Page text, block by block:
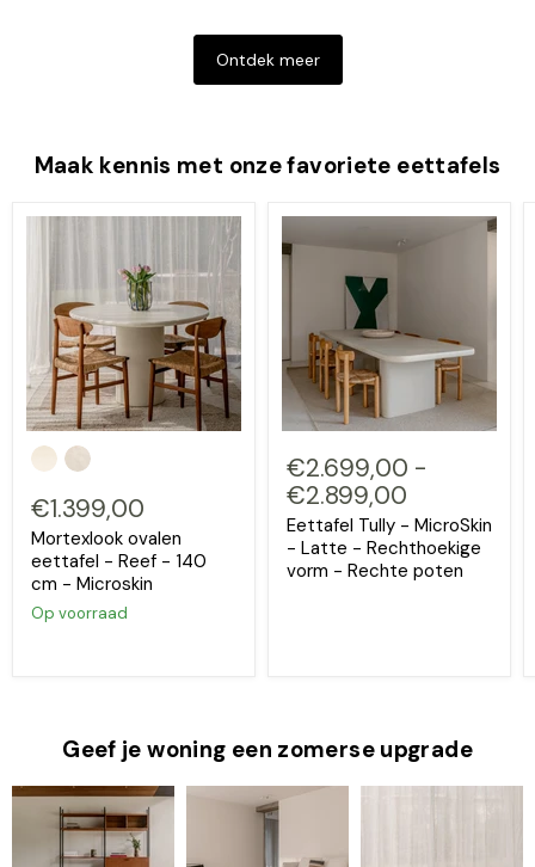
Ontdek meer
Maak kennis met onze favoriete eettafels
€1.399,00
Mortexlook ovalen
eettafel - Reef - 140
cm - Microskin
Op voorraad
€2.699,00 -
€2.899,00
Eettafel Tully - MicroSkin
- Latte - Rechthoekige
vorm - Rechte poten
Geef je woning een zomerse upgrade